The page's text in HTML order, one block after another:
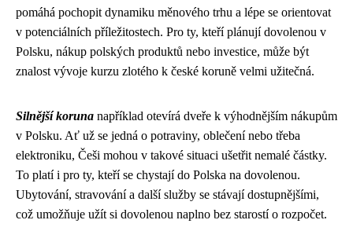
pomáhá pochopit dynamiku měnového trhu a lépe se orientovat
v potenciálních příležitostech. Pro ty, kteří plánují dovolenou v
Polsku, nákup polských produktů nebo investice, může být
znalost vývoje kurzu zlotého k české koruně velmi užitečná.
Silnější koruna například otevírá dveře k výhodnějším nákupům
v Polsku. Ať už se jedná o potraviny, oblečení nebo třeba
elektroniku, Češi mohou v takové situaci ušetřit nemalé částky.
To platí i pro ty, kteří se chystají do Polska na dovolenou.
Ubytování, stravování a další služby se stávají dostupnějšími,
což umožňuje užít si dovolenou naplno bez starostí o rozpočet.